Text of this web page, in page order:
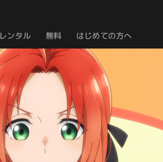
レンタル 無料 はじめての方へ